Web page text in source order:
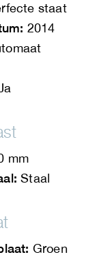
staat
2014
mm
Staal
Groen